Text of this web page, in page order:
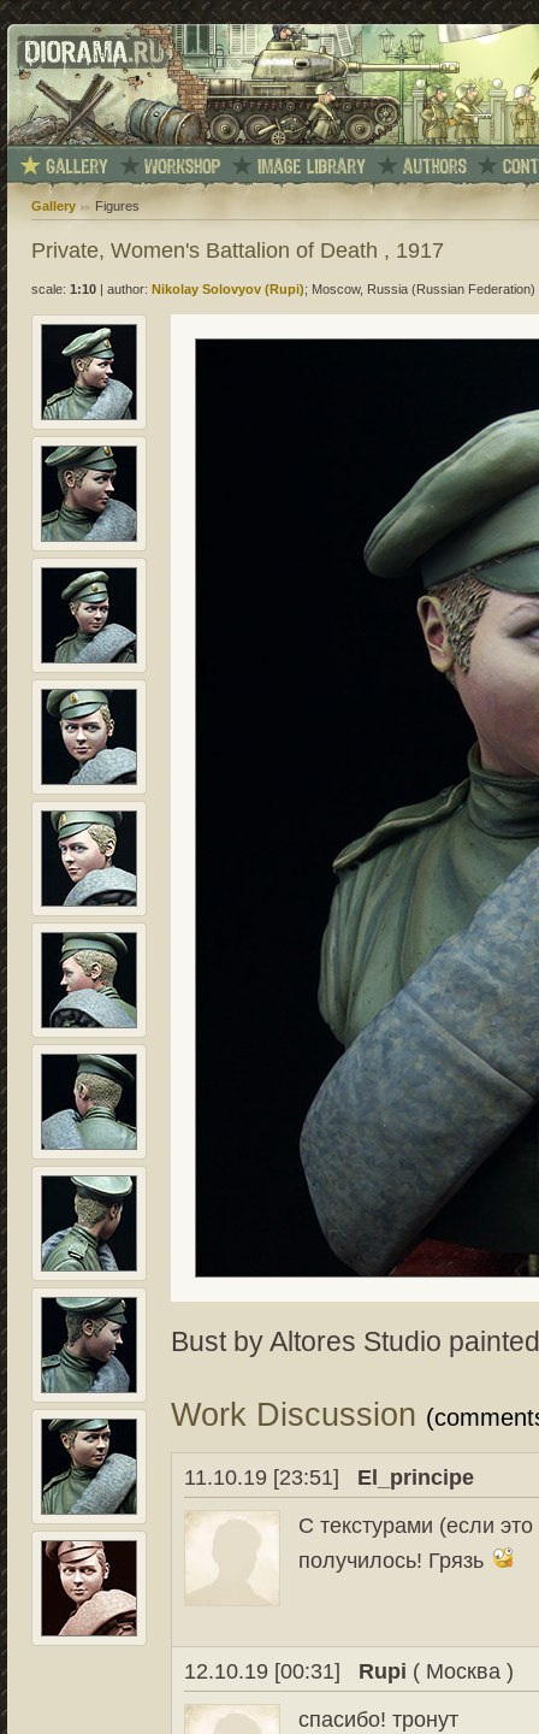
Gallery Figures
Private, Women's Battalion of Death , 1917
scale: 1:10 author: Nikolay Solovyov (Rupi); Moscow, Russia (Russian Federation)
Bust by Altores Studio
Work Discussion
11.10.19 [23:51]
El_principe
С текстурами (если
получилось! Грязь
12.10.19 [00:31] Rupi ( Москва )
спасибо! тронут